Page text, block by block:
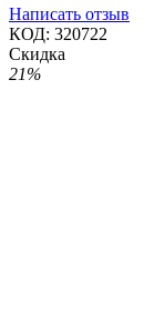
Написать отзыв
КОД: 320722
Скидка
21%